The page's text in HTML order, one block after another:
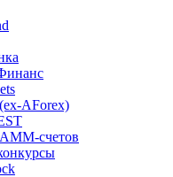
AForex)
счетов